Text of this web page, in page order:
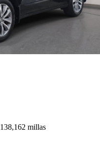
138,162 millas